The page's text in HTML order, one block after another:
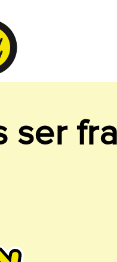
ser